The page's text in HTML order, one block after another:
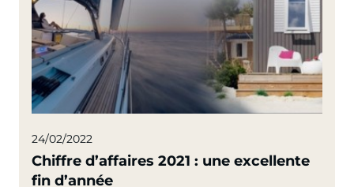
24/02/2022
Chiffre d’affaires 2021 : une excellente
fin d’année